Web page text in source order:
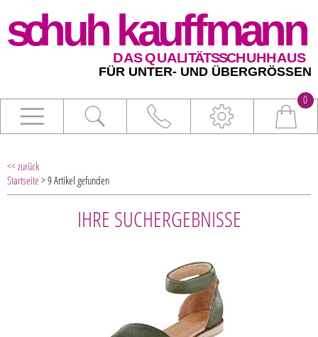
0
<< zurück
Startseite> 9 Artikel gefunden
IHRE SUCHERGEBNISSE